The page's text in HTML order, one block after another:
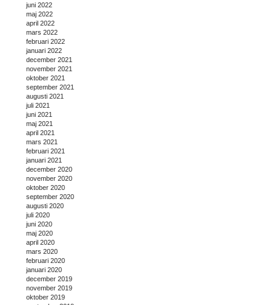
juni 2022
maj 2022
april 2022
mars 2022
februari 2022
januari 2022
december 2021
november 2021
oktober 2021
september 2021
augusti 2021
juli 2021
juni 2021
maj 2021
april 2021
mars 2021
februari 2021
januari 2021
december 2020
november 2020
oktober 2020
september 2020
augusti 2020
juli 2020
juni 2020
maj 2020
april 2020
mars 2020
februari 2020
januari 2020
december 2019
november 2019
oktober 2019